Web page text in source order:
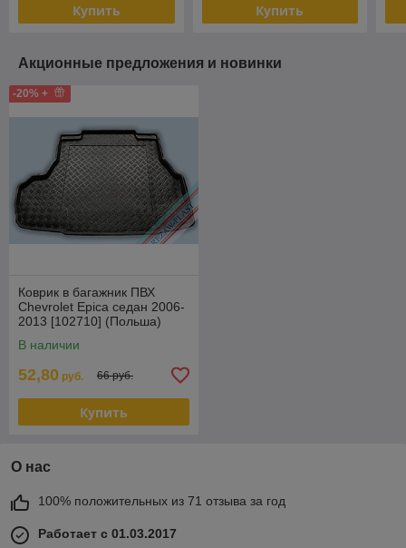
Купить Купить
Акционные предложения и новинки
-20% +
Коврик в багажник ПВХ
Chevrolet Epica седан 2006-
2013 [102710] (Польша)
В наличии
52,80 руб. 66 руб.
Купить
О нас
100% положительных из 71 отзыва за год
Работает с 01.03.2017